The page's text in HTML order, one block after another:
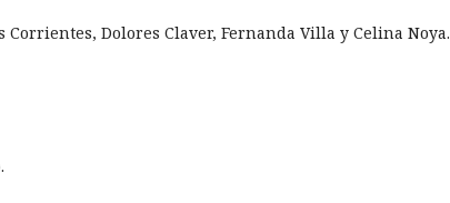
Dolores Claver, Fernanda Villa y Celina Noya.
Baulo.